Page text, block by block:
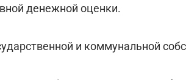
денежной оценки.
и коммунальной